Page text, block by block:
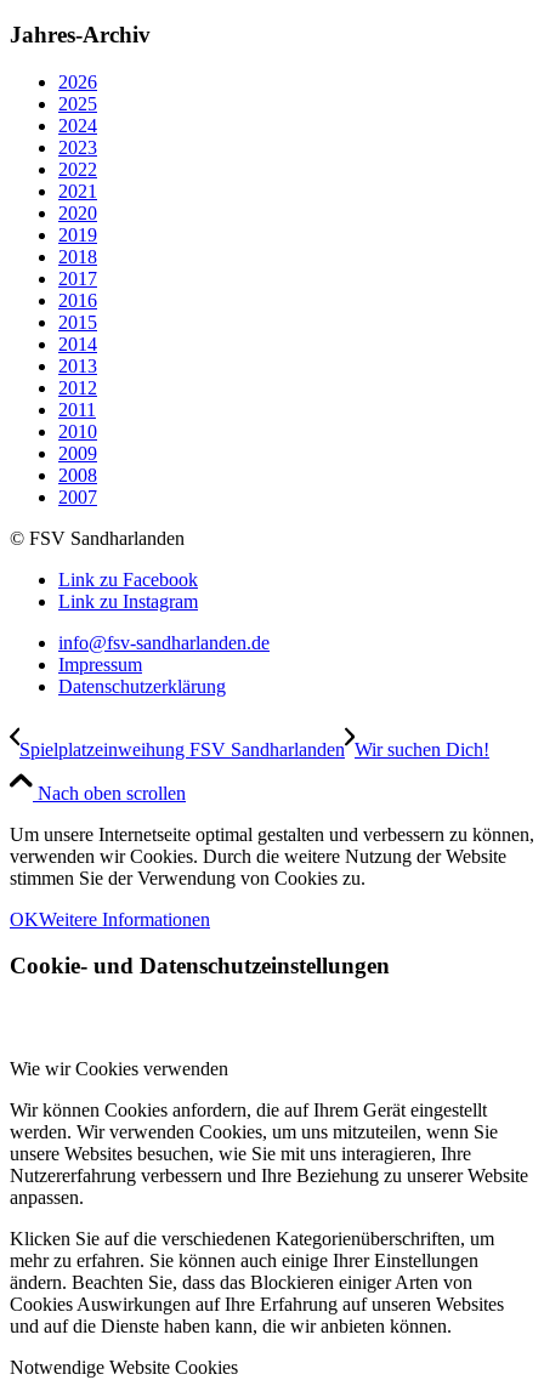
Jahres-Archiv
2026
2025
2024
2023
2022
2021
2020
2019
2018
2017
2016
2015
2014
2013
2012
2011
2010
2009
2008
2007
© FSV Sandharlanden
Link zu Facebook
Link zu Instagram
info@fsv-sandharlanden.de
Impressum
Datenschutzerklärung
Spielplatzeinweihung FSV Sandharlanden Wir suchen Dich!
Nach oben scrollen
Um unsere Internetseite optimal gestalten und verbessern zu können,
verwenden wir Cookies. Durch die weitere Nutzung der Website
stimmen Sie der Verwendung von Cookies zu.
OKWeitere Informationen
Cookie- und Datenschutzeinstellungen
Wie wir Cookies verwenden
Wir können Cookies anfordern, die auf Ihrem Gerät eingestellt
werden. Wir verwenden Cookies, um uns mitzuteilen, wenn Sie
unsere Websites besuchen, wie Sie mit uns interagieren, Ihre
Nutzererfahrung verbessern und Ihre Beziehung zu unserer Website
anpassen.
Klicken Sie auf die verschiedenen Kategorienüberschriften, um
mehr zu erfahren. Sie können auch einige Ihrer Einstellungen
ändern. Beachten Sie, dass das Blockieren einiger Arten von
Cookies Auswirkungen auf Ihre Erfahrung auf unseren Websites
und auf die Dienste haben kann, die wir anbieten können.
Notwendige Website Cookies